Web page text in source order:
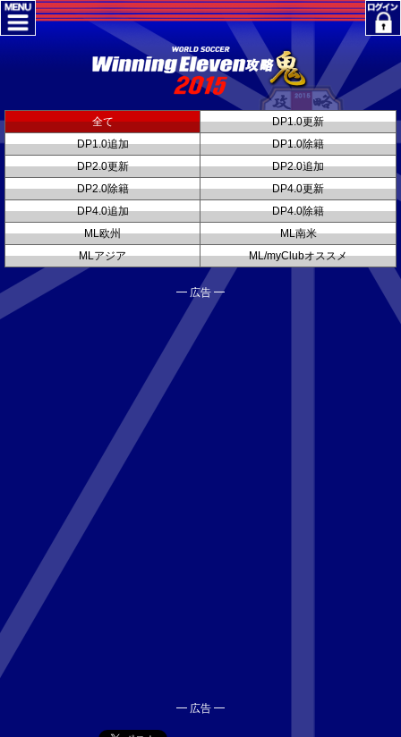
全て
DP1.0更新
DP1.0追加
DP1.0除籍
DP2.0更新
DP2.0追加
DP2.0除籍
DP4.0更新
DP4.0追加
DP4.0除籍
ML欧州
ML南米
MLアジア
ML/myClubオススメ
━ 広告 ━
━ 広告 ━